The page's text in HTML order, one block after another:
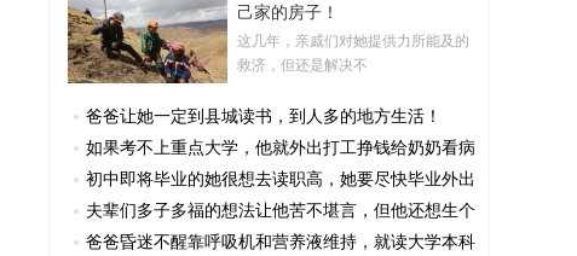
己家的房子！
这几年，亲戚们对她提供力所能及的
救济，但还是解决不
爸爸让她一定到县城读书，到人多的地方生活！
如果考不上重点大学，他就外出打工挣钱给奶奶看病
初中即将毕业的她很想去读职高，她要尽快毕业外出
夫辈们多子多福的想法让他苦不堪言，但他还想生个
爸爸昏迷不醒靠呼吸机和营养液维持，就读大学本科